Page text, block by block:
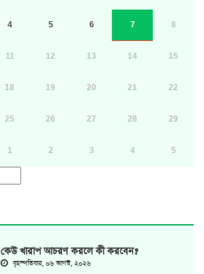
4 5 6 7 8
11 12 13 14 15
18 19 20 21 22
25 26 27 28 29
1 2 3 4 5
কেউ খারাপ আচরণ করলে কী করবেন?
বৃহস্পতিবার, ০৬ আগস্ট, ২০২৬